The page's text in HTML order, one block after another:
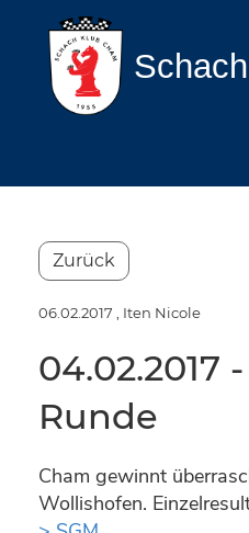
Zurück
06.02.2017 , Iten Nicole
04.02.2017
Runde
Cham gewinnt
Wollishofen.